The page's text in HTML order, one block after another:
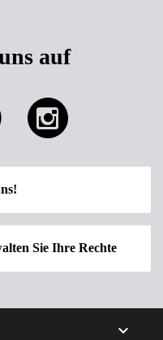
auf
Sie Ihre Rechte
